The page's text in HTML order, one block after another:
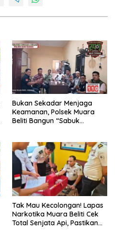
Bukan Sekadar Menjaga
Keamanan, Polsek Muara
Beliti Bangun “Sabuk
Tak Mau Kecolongan! Lapas
Narkotika Muara Beliti Cek
Total Senjata Api, Pastikan